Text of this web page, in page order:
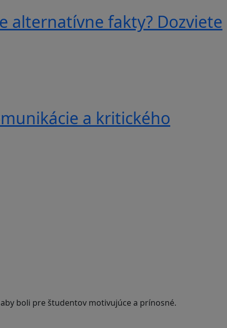
alternatívne fakty? Dozviete
a kritického
boli pre študentov motivujúce a prínosné.